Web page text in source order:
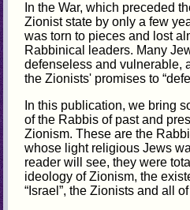
In the War, which preceded
Zionist state by only a few
was torn to pieces and lost
Rabbinical leaders. Many
defenseless and vulnerable,
the Zionists' promises to
In this publication, we bring
of the Rabbis of past and
Zionism. These are the
whose light religious Jews
reader will see, they were
ideology of Zionism, the
“Israel”, the Zionists and all